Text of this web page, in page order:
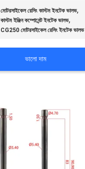
মোটরসাইকেল রেসিং কাস্টম ইনটেক ভালভ,
কাস্টম ইঞ্জিন কম্পোনেন্ট ইনটেক ভালভ,
CG250 মোটরসাইকেল রেসিং ইনটেক ভালভ
ভালো দাম